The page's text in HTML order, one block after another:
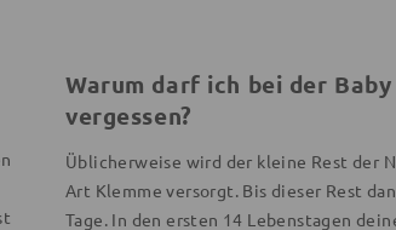
Warum darf ich bei der
vergessen?
Üblicherweise wird der kleine Rest der
Art Klemme versorgt. Bis dieser Rest
Tage. In den ersten 14 Lebenstagen